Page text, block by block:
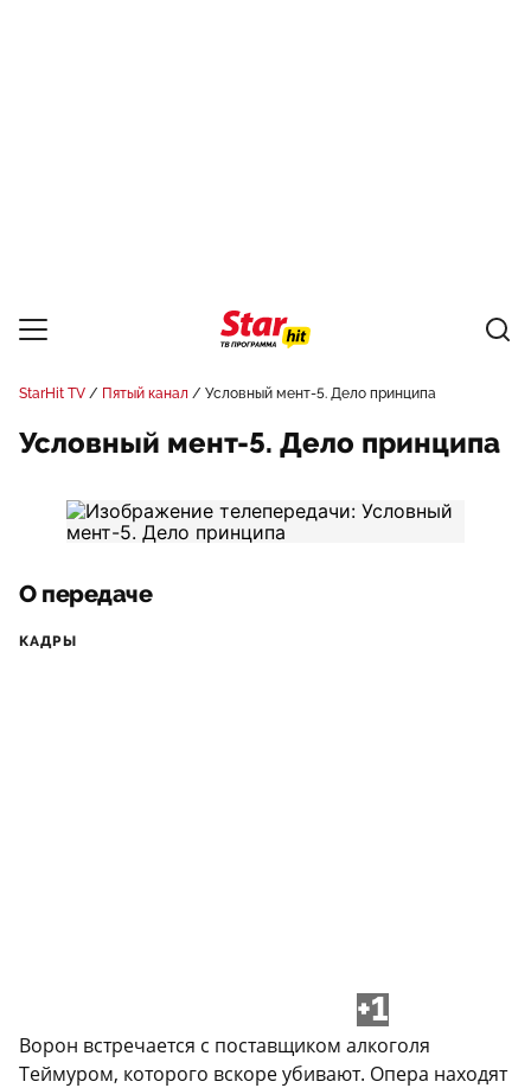
StarHit TV Пятый канал Условный мент-5. Дело принципа
Условный мент-5. Дело принципа
О передаче
КАДРЫ
+1
Ворон встречается с поставщиком алкоголя
Теймуром, которого вскоре убивают. Опера находят